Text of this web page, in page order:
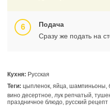
Подача
Сразу же подать на
Кухня: Русская
Теги: цыпленок, яйца, шампиньоны,
вино десертное, лук репчатый,
праздничное блюдо, русский рецепт